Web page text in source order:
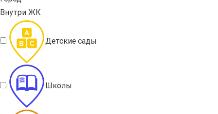
Внутри ЖК
Детские сады
Школы